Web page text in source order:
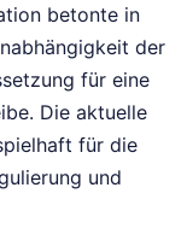
betonte in
der
für eine
Die aktuelle
für die
und